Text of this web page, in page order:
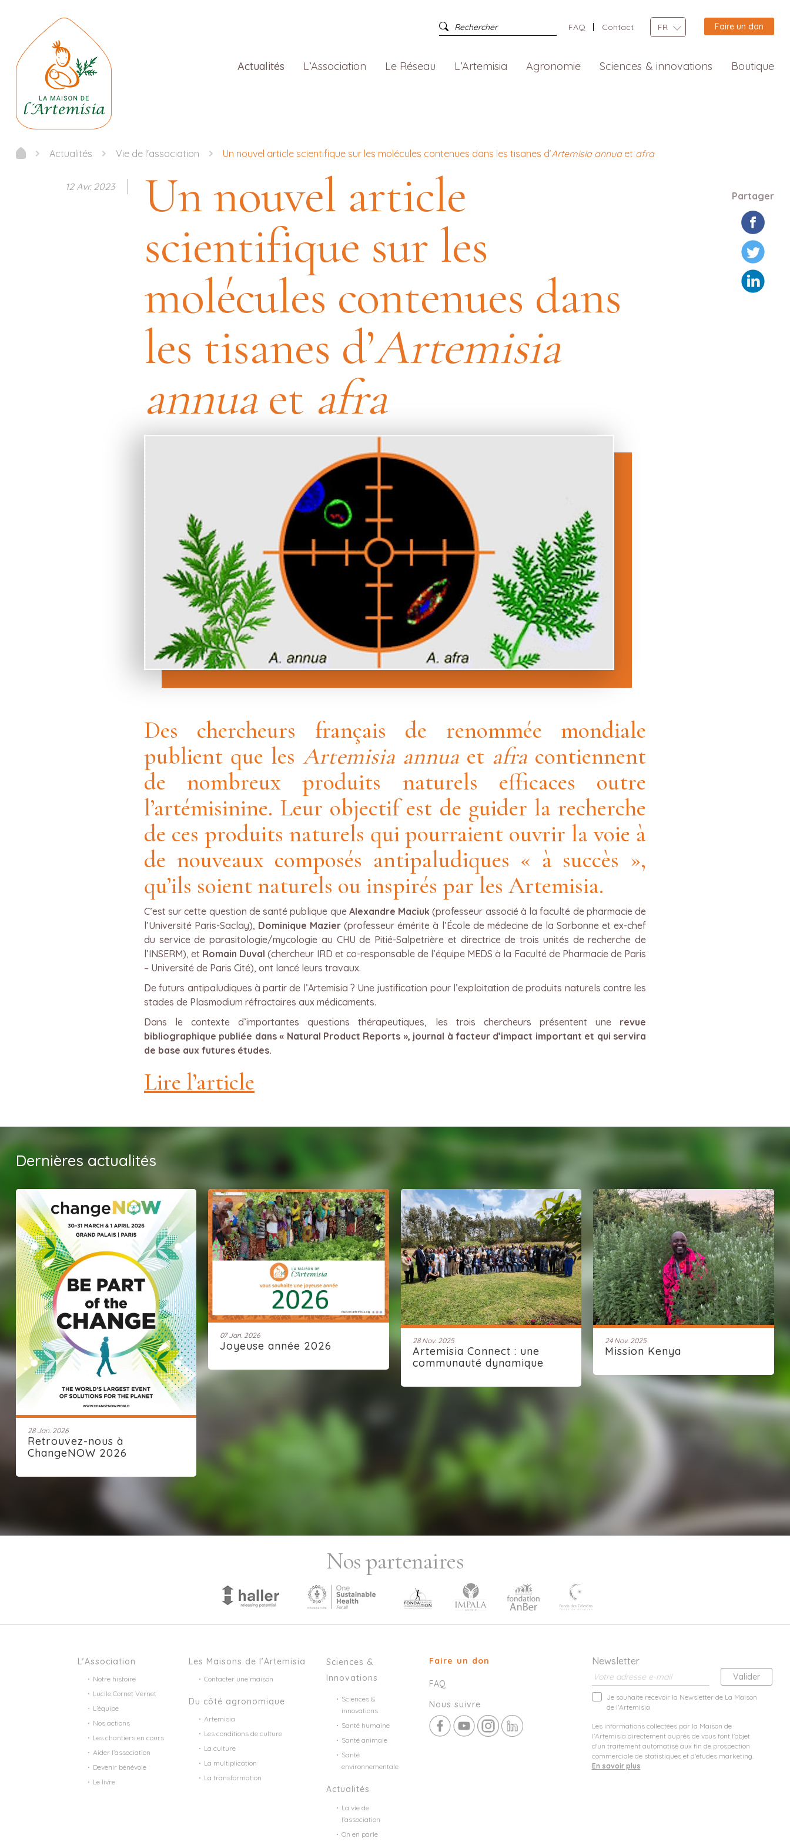
FAQ Contact FR Faire un don
Actualités L’Association Le Réseau L’Artemisia Agronomie Sciences & innovations Boutique
Actualités Vie de l'association Un nouvel article scientifique sur les molécules contenues dans les tisanes d’Artemisia annua et afra
12 Avr. 2023
Un nouvel article
scientifique sur les
molécules contenues dans
les tisanes d’Artemisia
annuaet afra
Des chercheurs français de renommée mondiale
publient que les Artemisia annua et afra contiennent
de nombreux produits naturels efficaces outre
l’artémisinine. Leur objectif est de guider la recherche
de ces produits naturels qui pourraient ouvrir la voie à
de nouveaux composés antipaludiques « à succès »,
qu’ils soient naturels ou inspirés par les Artemisia.
C’est sur cette question de santé publique que Alexandre Maciuk(professeur associé à la faculté de pharmacie de
l’Université Paris-Saclay), Dominique Mazier (professeur émérite à l’École de médecine de la Sorbonne et ex-chef
du service de parasitologie/mycologie au CHU de Pitié-Salpetrière et directrice de trois unités de recherche de
l’INSERM), et Romain Duval (chercheur IRD et co-responsable de l’équipe MEDS à la Faculté de Pharmacie de Paris
– Université de Paris Cité), ont lancé leurs travaux.
De futurs antipaludiques à partir de l’Artemisia ? Une justification pour l’exploitation de produits naturels contre les
stades de Plasmodium réfractaires aux médicaments.
Dans le contexte d’importantes questions thérapeutiques, les trois chercheurs présentent une revue
bibliographique publiée dans « Natural Product Reports », journal à facteur d’impact important et qui servira
de base aux futures études.
Lire l’article
Partager
Dernières actualités
28 Jan. 2026
Retrouvez-nous à
ChangeNOW 2026
07 Jan. 2026
Joyeuse année 2026 28 Nov. 2025
Artemisia Connect : une
communauté dynamique
24 Nov. 2025
Mission Kenya
Nos partenaires
L’Association
Notre histoire
Lucile Cornet Vernet
L’équipe
Nos actions
Les chantiers en cours
Aider l’association
Devenir bénévole
Le livre
Les Maisons de l’Artemisia
Contacter une maison
Du côté agronomique
Artemisia
Les conditions de culture
La culture
La multiplication
La transformation
Sciences &
Innovations
Sciences &
innovations
Santé humaine
Santé animale
Santé
environnementale
Actualités
La vie de
l’association
On en parle
Faire un don
FAQ
Nous suivre
Newsletter
Je souhaite recevoir la Newsletter de La Maison
de l'Artemisia
Les informations collectées par la Maison de
l'Artemisia directement auprès de vous font l'objet
d'un traitement automatisé aux fin de prospection
commerciale de statistiques et d'études marketing.
En savoir plus